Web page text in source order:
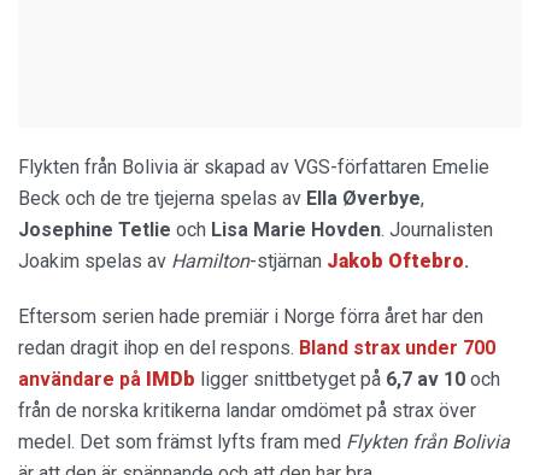
Flykten från Bolivia är skapad av VGS-författaren Emelie
Beck och de tre tjejerna spelas av Ella Øverbye,
Josephine Tetlie och Lisa Marie Hovden. Journalisten
Joakim spelas av Hamilton-stjärnan Jakob Oftebro.
Eftersom serien hade premiär i Norge förra året har den
redan dragit ihop en del respons. Bland strax under 700
användare på
IMDb ligger snittbetyget på 6,7 av 10 och
från de norska kritikerna landar omdömet på strax över
medel. Det som främst lyfts fram med Flykten från Bolivia